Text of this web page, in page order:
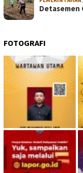
Detasemen
FOTOGRAFI